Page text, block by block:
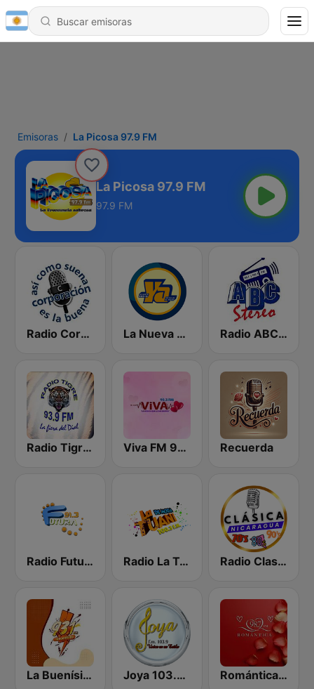
Emisoras La Picosa 97.9 FM
La Picosa 97.9 FM
97.9 FM
Radio Corporación (YNOW) La Nueva Radio Ya 600 Radio ABC Stereo
Radio Tigre 93.9 FM Viva FM 98.3 FM Recuerda
Radio Futura 91.3 FM Radio La Tuani Radio Clasico Nicaragua
La Buenísima Joya 103.9 FM Romántica 98.7 FM